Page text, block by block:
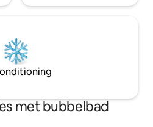
met bubbelbad